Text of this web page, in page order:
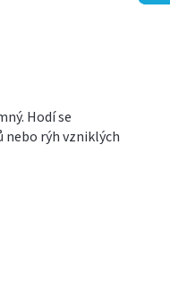
Hodí se
rýh vzniklých